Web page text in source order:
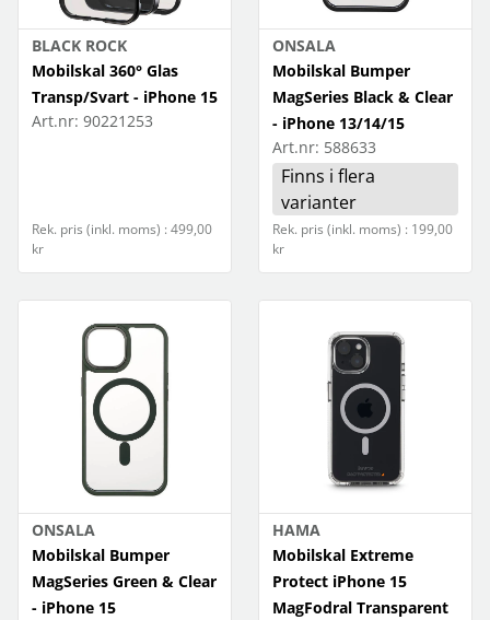
iPhone 13 Pro
iPhone 14 Pro
iPhone 14 Pro Max
iPhone 15 Pro Max
iPhone 16
iPhone 16 Plus
iPhone 16 Pro
iPhone 16 Pro Max
iPhone 16e
iPhone 17
BLACK ROCK
Mobilskal 360° Glas
Transp/Svart - iPhone 15
Art.nr: 90221253
Rek. pris (inkl. moms) : 499,00
kr
ONSALA
Mobilskal Bumper
MagSeries Black & Clear
- iPhone 13/14/15
Art.nr: 588633
Finns i flera
varianter
Rek. pris (inkl. moms) : 199,00
kr
ONSALA
Mobilskal Bumper
MagSeries Green & Clear
- iPhone 15
HAMA
Mobilskal Extreme
Protect iPhone 15
MagFodral Transparent